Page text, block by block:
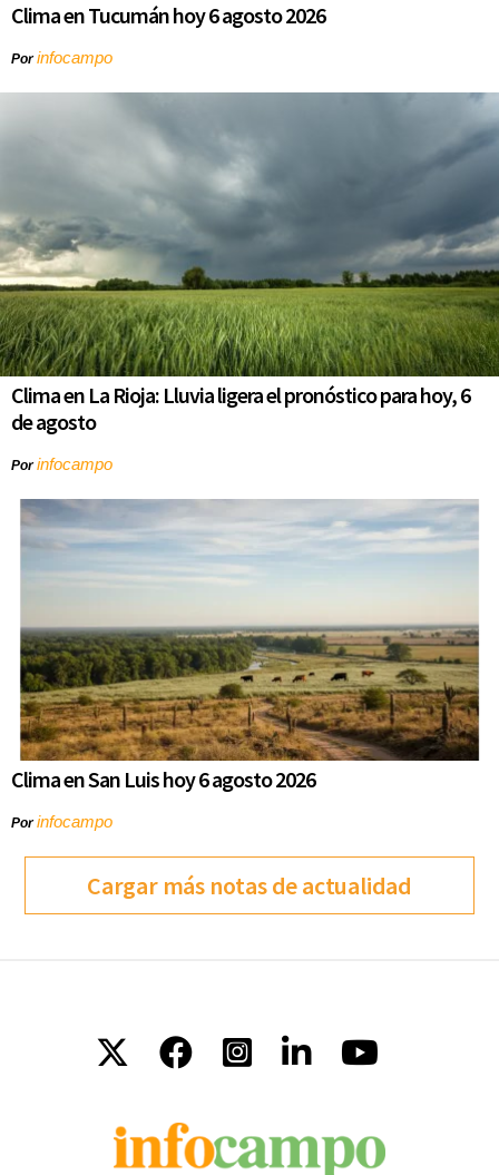
Clima en Tucumán hoy 6 agosto 2026
Porinfocampo
Clima en La Rioja: Lluvia ligera el pronóstico para hoy, 6
de agosto
Porinfocampo
Clima en San Luis hoy 6 agosto 2026
Porinfocampo
Cargar más notas de actualidad